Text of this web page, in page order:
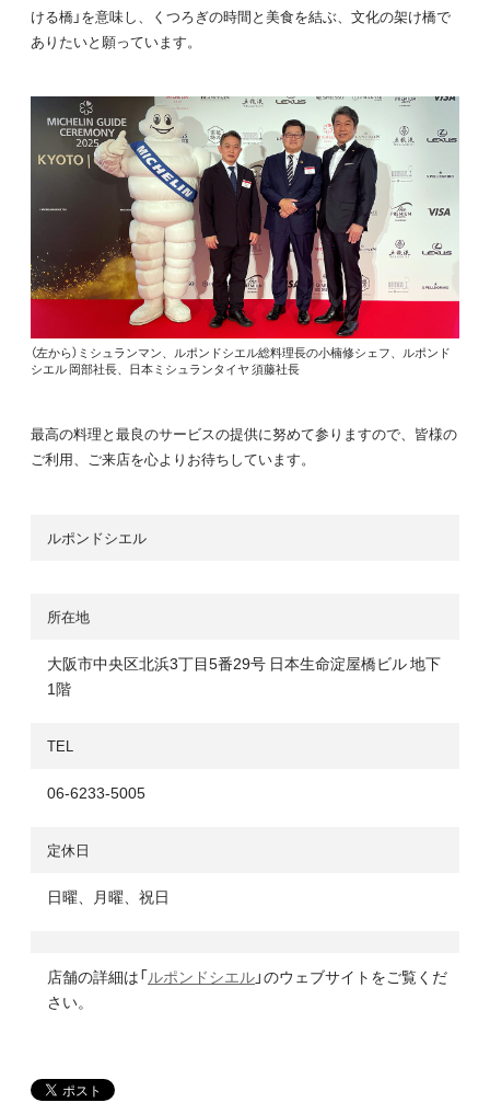
ける橋」を意味し、くつろぎの時間と美食を結ぶ、文化の架け橋で
ありたいと願っています。
（左から）ミシュランマン、ルポンドシエル総料理長の小楠修シェフ、ルポンド
シエル 岡部社長、日本ミシュランタイヤ 須藤社長
最高の料理と最良のサービスの提供に努めて参りますので、皆様の
ご利用、ご来店を心よりお待ちしています。
ルポンドシエル
所在地
大阪市中央区北浜3丁目5番29号 日本生命淀屋橋ビル 地下
1階
TEL
06-6233-5005
定休日
日曜、月曜、祝日
店舗の詳細は「ルポンドシエル」のウェブサイトをご覧くだ
さい。